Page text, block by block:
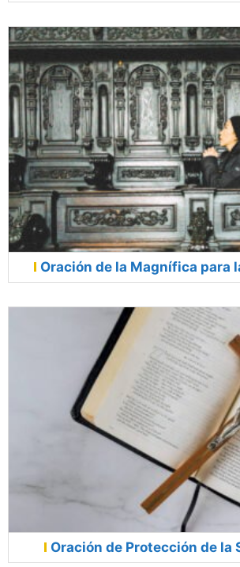
Oración de la Magnífica para
Oración de Protección de la